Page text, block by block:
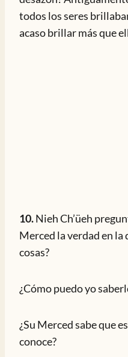
todos los seres
acaso brillar más que
10.Nieh Ch’üeh
Merced la verdad en la
cosas?
¿Cómo puedo yo
¿Su Merced sabe que
conoce?